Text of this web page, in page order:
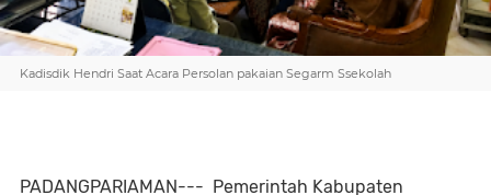
Kadisdik Hendri Saat Acara Persolan pakaian Segarm Ssekolah
PADANGPARIAMAN--- Pemerintah Kabupaten